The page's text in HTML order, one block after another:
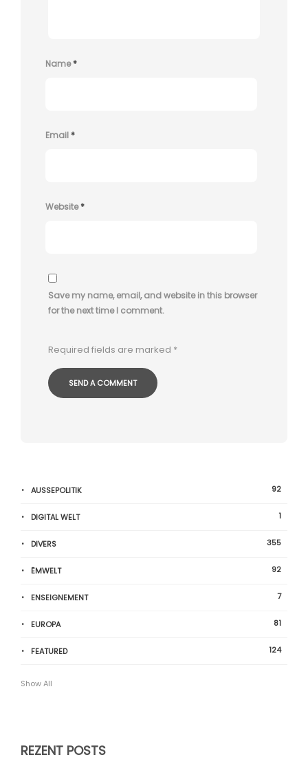
Name*
Email*
Website*
Save my name, email, and website in this browser
for the next time I comment.
Required fields are marked *
AUSSEPOLITIK 92
DIGITAL WELT 1
DIVERS 355
ËMWELT 92
ENSEIGNEMENT 7
EUROPA 81
FEATURED 124
Show All
REZENT POSTS